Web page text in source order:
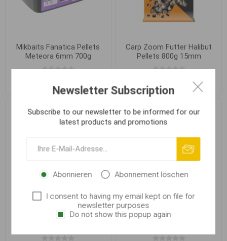
Mikbaits Fanatica Pellets
Meteora 6mm 700g
€ 6,14
Carp Zoom Futter Halibut
Pellets 800g 15mm
€ 5,97
Carp Zoom Futter Halibut
Carp Zoom Futter Halibut
Newsletter Subscription
Subscribe to our newsletter to be informed for our
latest products and promotions
Abonnieren Abonnement löschen
I consent to having my email kept on file for
newsletter purposes
Do not show this popup again